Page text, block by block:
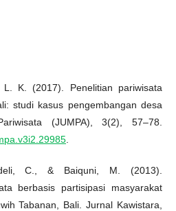
K. (2017). Penelitian pariwisata
studi kasus pengembangan desa
(JUMPA), 3(2), 57–78.
C., & Baiquni, M. (2013).
berbasis partisipasi masyarakat
Tabanan, Bali. Jurnal Kawistara,